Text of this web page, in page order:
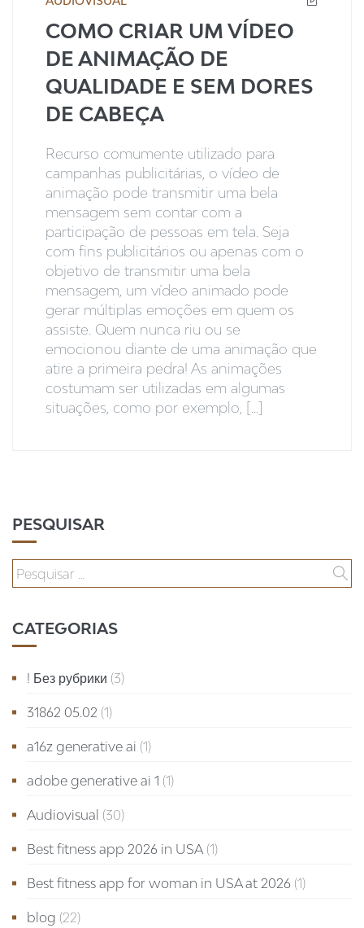
COMO CRIAR UM VÍDEO
DE ANIMAÇÃO DE
QUALIDADE E SEM DORES
DE CABEÇA
Recurso comumente utilizado para
campanhas publicitárias, o vídeo de
animação pode transmitir uma bela
mensagem sem contar com a
participação de pessoas em tela. Seja
com fins publicitários ou apenas com o
objetivo de transmitir uma bela
mensagem, um vídeo animado pode
gerar múltiplas emoções em quem os
assiste. Quem nunca riu ou se
emocionou diante de uma animação que
atire a primeira pedra! As animações
costumam ser utilizadas em algumas
situações, como por exemplo, [...]
PESQUISAR
CATEGORIAS
! Без рубрики (3)
31862 05.02 (1)
a16z generative ai (1)
adobe generative ai 1 (1)
Audiovisual (30)
Best fitness app 2026 in USA (1)
Best fitness app for woman in USA at 2026 (1)
blog (22)